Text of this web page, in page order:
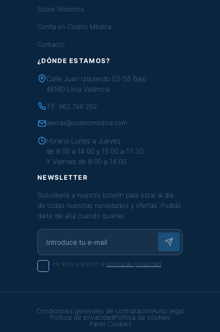
Sobre Nosotros
Confía en Cosmo Médica
Contacto
¿DÓNDE ESTAMOS?
Calle Juan Izquierdo 53-55 Bajo
46160 Lliria València
Tlf: 962 798 292
alertas@cosmomedica.com
Horario Lunes a Jueves:
de 8:00 a 14:00 y 15:00 a 17:30
Y Viernes de 8:00 a 14:00
NEWSLETTER
Suscríbete a nuestro boletín para estar al día
de todas nuestras novedades y ofertas. Podrás
darte de alta cuando quieras:
He leido y acepto la política de privacidad
Condiciones generales de contrataciónAviso legal
Política de privacidadPolítica de cookies
Panel Cookies